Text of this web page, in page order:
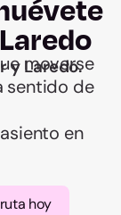
y Laredo.
moverse
sentido de
en
hoy